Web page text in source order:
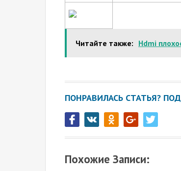
Читайте также: Hdmi
ПОНРАВИЛАСЬ СТАТЬЯ?
Похожие Записи: